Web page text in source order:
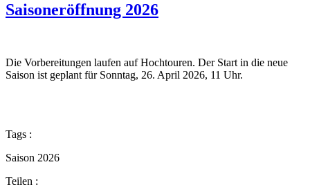
Saisoneröffnung 2026
Die Vorbereitungen laufen auf Hochtouren. Der Start in die neue
Saison ist geplant für Sonntag, 26. April 2026, 11 Uhr.
Tags :
Saison 2026
Teilen :